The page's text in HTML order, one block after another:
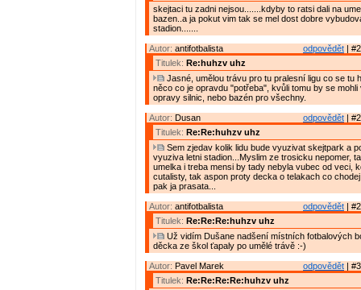
skejtaci tu zadni nejsou.......kdyby to ratsi dali na
bazen..a ja pokut vim tak se mel dost dobre
stadion.......
odpovědět |
Autor: antifotbalista
Titulek: Re:huhzv uhz
Jasné, umělou trávu pro tu pralesní ligu co se tu
něco co je opravdu "potřeba", kvůli tomu by se mohli
opravy silnic, nebo bazén pro všechny.
odpovědět |
Autor: Dusan
Titulek: Re:Re:huhzv uhz
Sem zjedav kolik lidu bude vyuzivat skejtpark a
vyuziva letni stadion...Myslim ze trosicku nepomer,
umelka i treba mensi by tady nebyla vubec od veci,
cutalisty, tak aspon proty decka o telakach co
pak ja prasata...
odpovědět |
Autor: antifotbalista
Titulek: Re:Re:Re:huhzv uhz
Už vidím Dušane nadšení místních fotbalových
děcka ze škol ťapaly po umělé trávě :-)
odpovědět |
Autor: Pavel Marek
Titulek: Re:Re:Re:Re:huhzv uhz